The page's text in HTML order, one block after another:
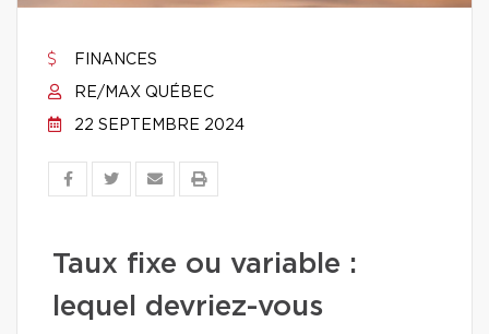
FINANCES
RE/MAX QUÉBEC
22 SEPTEMBRE 2024
Taux fixe ou variable :
lequel devriez-vous